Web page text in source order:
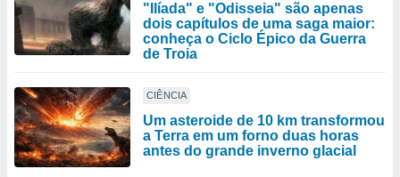
"Ilíada" e "Odisseia" são apenas
dois capítulos de uma saga maior:
conheça o Ciclo Épico da Guerra
de Troia
CIÊNCIA
Um asteroide de 10 km transformou
a Terra em um forno duas horas
antes do grande inverno glacial